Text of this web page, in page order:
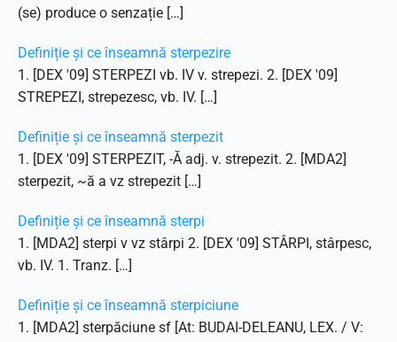
(se) produce o senzație […]
Definiție și ce înseamnă sterpezire
1. [DEX '09] STERPEZI vb. IV v. strepezi. 2. [DEX '09]
STREPEZI, strepezesc, vb. IV. […]
Definiție și ce înseamnă sterpezit
1. [DEX '09] STERPEZIT, -Ă adj. v. strepezit. 2. [MDA2]
sterpezit, ~ă a vz strepezit […]
Definiție și ce înseamnă sterpi
1. [MDA2] sterpi v vz stârpi 2. [DEX '09] STÂRPI, stârpesc,
vb. IV. 1. Tranz. […]
Definiție și ce înseamnă sterpiciune
1. [MDA2] sterpăciune sf [At: BUDAI-DELEANU, LEX. / V: